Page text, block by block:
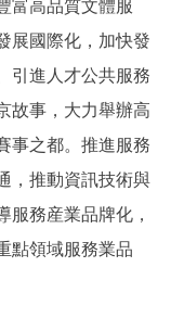
富高品質文體服
展國際化，加快發
引進人才公共服務
故事，大力舉辦高
事之都。推進服務
，推動資訊技術與
服務産業品牌化，
點領域服務業品